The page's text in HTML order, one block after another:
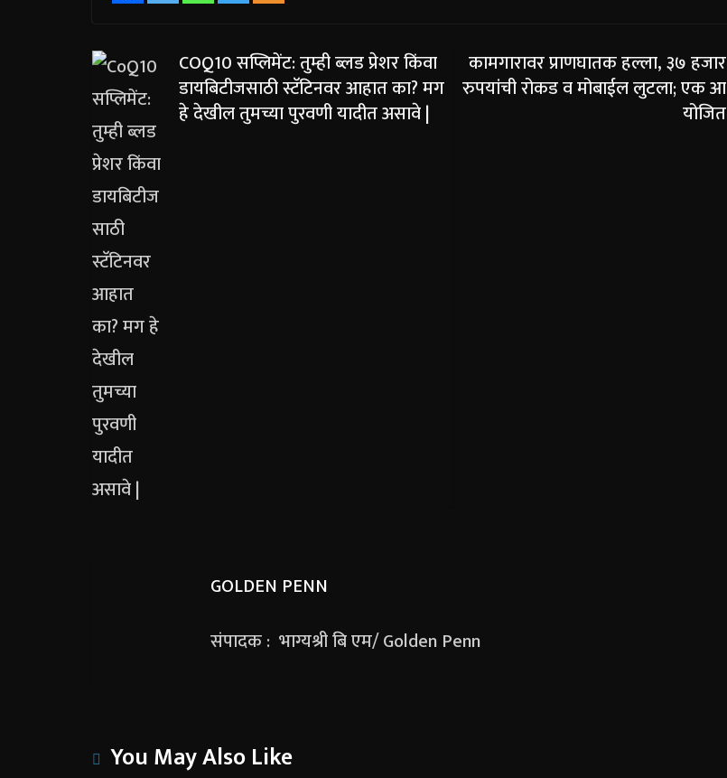
COQ10 सप्लिमेंट: तुम्ही ब्लड प्रेशर किंवा
डायबिटीजसाठी स्टॅटिनवर आहात का? मग
हे देखील तुमच्या पुरवणी यादीत असावे |
कामगारावर प्राणघातक हल्ला, ३७ हजार
रुपयांची रोकड व मोबाईल लुटला; एक आ
योजित
GOLDEN PENN
संपादक : भाग्यश्री बि एम/ Golden Penn
You May Also Like